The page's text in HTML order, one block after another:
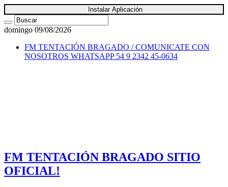
Instalar Aplicación
domingo 09/08/2026
FM TENTACIÓN BRAGADO / COMUNICATE CON
NOSOTROS WHATSAPP 54 9 2342 45-0634
FM TENTACIÓN BRAGADO SITIO
OFICIAL!